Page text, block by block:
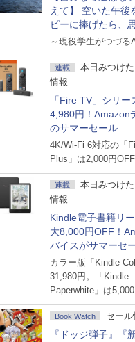
えて】 空いた午後
ピーに捧げたら、
に出会った話
～現役学生がつづる
連載
本日みつけ
情報
「Fire TV」シリー
4,980円！Amazon
のサマーセール
4K/Wi-Fi 6対応の「
Plus」は2,000円
連載
本日みつけ
情報
Kindle電子書籍リ
大8,000円OFF！
バイスがサマーセ
カラー版「Kindle
31,980円。「Kindle
Paperwhite」は
Book Watch セール
『ドッジ弾子』『